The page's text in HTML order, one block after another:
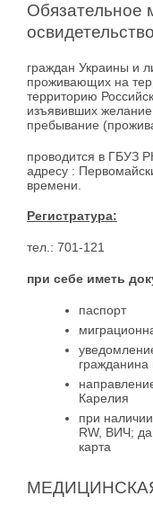
Обязательное
граждан Украины и
проживающих на
территорию
изъявивших
пребывание
проводится в ГБУЗ
адресу :
времени.
Регистратура:
тел.: 701-121
при себе иметь
паспорт
Карелия
при
RW, ВИЧ;
карта